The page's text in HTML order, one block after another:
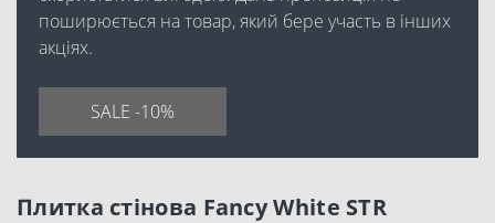
поширюється на товар, який бере участь в інших
акціях.
SALE -10%
Плитка стінова Fancy White STR